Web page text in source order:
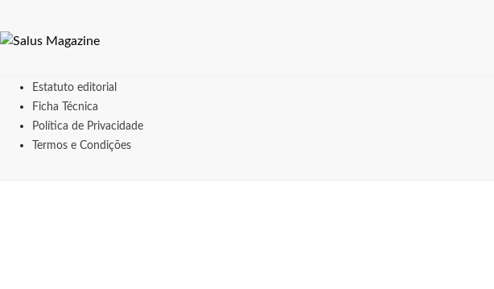
Estatuto editorial
Ficha Técnica
Política de Privacidade
Termos e Condições